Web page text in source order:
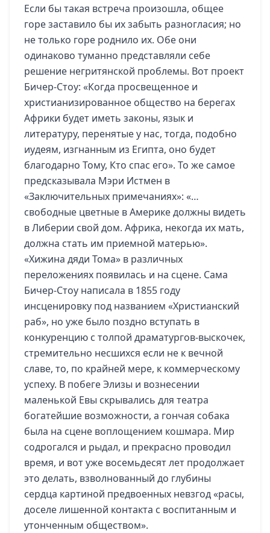
Если бы такая встреча произошла, общее
горе заставило бы их забыть разногласия; но
не только горе роднило их. Обе они
одинаково туманно представляли себе
решение негритянской проблемы. Вот проект
Бичер-Стоу: «Когда просвещенное и
христианизированное общество на берегах
Африки будет иметь законы, язык и
литературу, перенятые у нас, тогда, подобно
иудеям, изгнанным из Египта, оно будет
благодарно Тому, Кто спас его». То же самое
предсказывала Мэри Истмен в
«Заключительных примечаниях»: «…
свободные цветные в Америке должны видеть
в Либерии свой дом. Африка, некогда их мать,
должна стать им приемной матерью».
«Хижина дяди Тома» в различных
переложениях появилась и на сцене. Сама
Бичер-Стоу написала в 1855 году
инсценировку под названием «Христианский
раб», но уже было поздно вступать в
конкуренцию с толпой драматургов-выскочек,
стремительно несшихся если не к вечной
славе, то, по крайней мере, к коммерческому
успеху. В побеге Элизы и вознесении
маленькой Евы скрывались для театра
богатейшие возможности, а гончая собака
была на сцене воплощением кошмара. Мир
содрогался и рыдал, и прекрасно проводил
время, и вот уже восемьдесят лет продолжает
это делать, взволнованный до глубины
сердца картиной предвоенных невзгод «расы,
доселе лишенной контакта с воспитанным и
утонченным обществом».